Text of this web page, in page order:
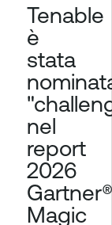
Tenable
è
stata
nel
report
2026
Gartner®
Magic